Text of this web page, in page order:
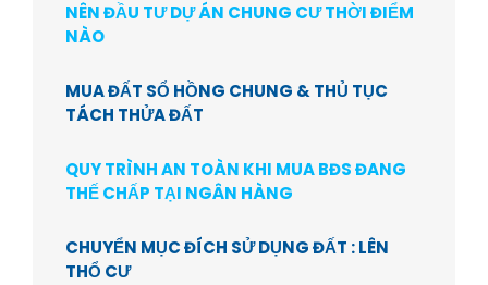
NÊN ĐẦU TƯ DỰ ÁN CHUNG CƯ THỜI ĐIỂM
NÀO
MUA ĐẤT SỔ HỒNG CHUNG & THỦ TỤC
TÁCH THỬA ĐẤT
QUY TRÌNH AN TOÀN KHI MUA BĐS ĐANG
THẾ CHẤP TẠI NGÂN HÀNG
CHUYỂN MỤC ĐÍCH SỬ DỤNG ĐẤT : LÊN
THỔ CƯ